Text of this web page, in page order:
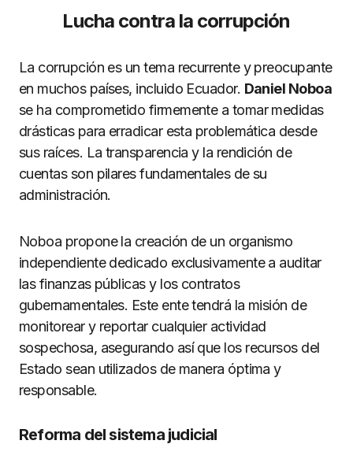
Lucha contra la corrupción
La corrupción es un tema recurrente y preocupante
en muchos países, incluido Ecuador. Daniel Noboa
se ha comprometido firmemente a tomar medidas
drásticas para erradicar esta problemática desde
sus raíces. La transparencia y la rendición de
cuentas son pilares fundamentales de su
administración.
Noboa propone la creación de un organismo
independiente dedicado exclusivamente a auditar
las finanzas públicas y los contratos
gubernamentales. Este ente tendrá la misión de
monitorear y reportar cualquier actividad
sospechosa, asegurando así que los recursos del
Estado sean utilizados de manera óptima y
responsable.
Reforma del sistema judicial